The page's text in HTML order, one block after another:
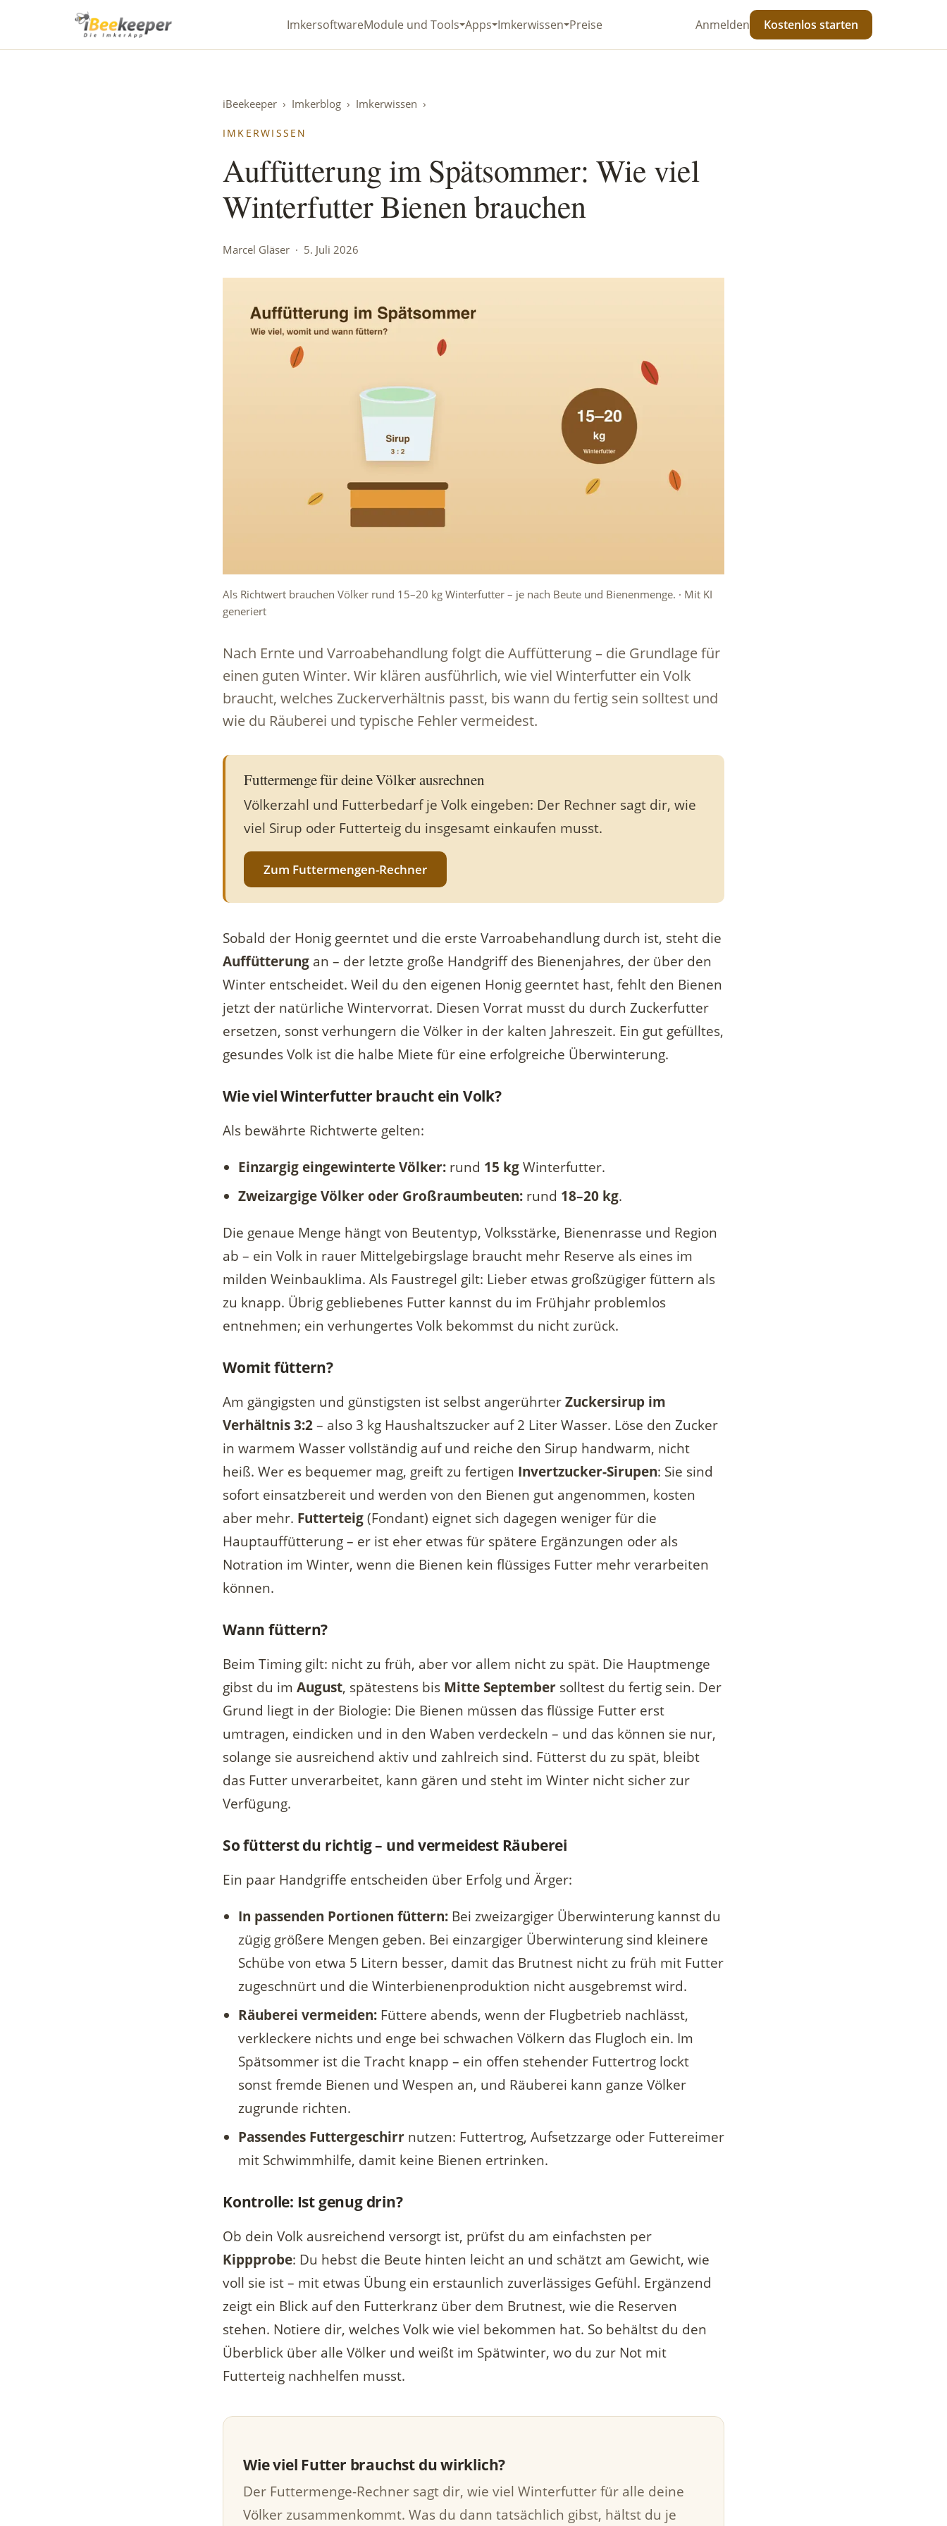
ImkersoftwareModule und Tools Apps Imkerwissen Preise Anmelden Kostenlos starten
iBeekeeper › Imkerblog › Imkerwissen ›
IMKERWISSEN
Auffütterung im Spätsommer: Wie viel
Winterfutter Bienen brauchen
Marcel Gläser · 5. Juli 2026
Als Richtwert brauchen Völker rund 15–20 kg Winterfutter – je nach Beute und Bienenmenge. · Mit KI
generiert
Nach Ernte und Varroabehandlung folgt die Auffütterung – die Grundlage für
einen guten Winter. Wir klären ausführlich, wie viel Winterfutter ein Volk
braucht, welches Zuckerverhältnis passt, bis wann du fertig sein solltest und
wie du Räuberei und typische Fehler vermeidest.
Futtermenge für deine Völker ausrechnen
Völkerzahl und Futterbedarf je Volk eingeben: Der Rechner sagt dir, wie
viel Sirup oder Futterteig du insgesamt einkaufen musst.
Zum Futtermengen-Rechner
Sobald der Honig geerntet und die erste Varroabehandlung durch ist, steht die
Auffütterung an – der letzte große Handgriff des Bienenjahres, der über den
Winter entscheidet. Weil du den eigenen Honig geerntet hast, fehlt den Bienen
jetzt der natürliche Wintervorrat. Diesen Vorrat musst du durch Zuckerfutter
ersetzen, sonst verhungern die Völker in der kalten Jahreszeit. Ein gut gefülltes,
gesundes Volk ist die halbe Miete für eine erfolgreiche Überwinterung.
Wie viel Winterfutter braucht ein Volk?
Als bewährte Richtwerte gelten:
Einzargig eingewinterte Völker: rund 15 kgWinterfutter.
Zweizargige Völker oder Großraumbeuten: rund 18–20 kg.
Die genaue Menge hängt von Beutentyp, Volksstärke, Bienenrasse und Region
ab – ein Volk in rauer Mittelgebirgslage braucht mehr Reserve als eines im
milden Weinbauklima. Als Faustregel gilt: Lieber etwas großzügiger füttern als
zu knapp. Übrig gebliebenes Futter kannst du im Frühjahr problemlos
entnehmen; ein verhungertes Volk bekommst du nicht zurück.
Womit füttern?
Am gängigsten und günstigsten ist selbst angerührterZuckersirup im
Verhältnis 3:2– also 3 kg Haushaltszucker auf 2 Liter Wasser. Löse den Zucker
in warmem Wasser vollständig auf und reiche den Sirup handwarm, nicht
heiß. Wer es bequemer mag, greift zu fertigen Invertzucker-Sirupen: Sie sind
sofort einsatzbereit und werden von den Bienen gut angenommen, kosten
aber mehr. Futterteig(Fondant) eignet sich dagegen weniger für die
Hauptauffütterung – er ist eher etwas für spätere Ergänzungen oder als
Notration im Winter, wenn die Bienen kein flüssiges Futter mehr verarbeiten
können.
Wann füttern?
Beim Timing gilt: nicht zu früh, aber vor allem nicht zu spät. Die Hauptmenge
gibst du im August, spätestens bis Mitte September solltest du fertig sein. Der
Grund liegt in der Biologie: Die Bienen müssen das flüssige Futter erst
umtragen, eindicken und in den Waben verdeckeln – und das können sie nur,
solange sie ausreichend aktiv und zahlreich sind. Fütterst du zu spät, bleibt
das Futter unverarbeitet, kann gären und steht im Winter nicht sicher zur
Verfügung.
So fütterst du richtig – und vermeidest Räuberei
Ein paar Handgriffe entscheiden über Erfolg und Ärger:
In passenden Portionen füttern: Bei zweizargiger Überwinterung kannst du
zügig größere Mengen geben. Bei einzargiger Überwinterung sind kleinere
Schübe von etwa 5 Litern besser, damit das Brutnest nicht zu früh mit Futter
zugeschnürt und die Winterbienenproduktion nicht ausgebremst wird.
Räuberei vermeiden: Füttere abends, wenn der Flugbetrieb nachlässt,
verkleckere nichts und enge bei schwachen Völkern das Flugloch ein. Im
Spätsommer ist die Tracht knapp – ein offen stehender Futtertrog lockt
sonst fremde Bienen und Wespen an, und Räuberei kann ganze Völker
zugrunde richten.
Passendes Futtergeschirr nutzen: Futtertrog, Aufsetzzarge oder Futtereimer
mit Schwimmhilfe, damit keine Bienen ertrinken.
Kontrolle: Ist genug drin?
Ob dein Volk ausreichend versorgt ist, prüfst du am einfachsten per
Kippprobe: Du hebst die Beute hinten leicht an und schätzt am Gewicht, wie
voll sie ist – mit etwas Übung ein erstaunlich zuverlässiges Gefühl. Ergänzend
zeigt ein Blick auf den Futterkranz über dem Brutnest, wie die Reserven
stehen. Notiere dir, welches Volk wie viel bekommen hat. So behältst du den
Überblick über alle Völker und weißt im Spätwinter, wo du zur Not mit
Futterteig nachhelfen musst.
Wie viel Futter brauchst du wirklich?
Der Futtermenge-Rechner sagt dir, wie viel Winterfutter für alle deine
Völker zusammenkommt. Was du dann tatsächlich gibst, hältst du je